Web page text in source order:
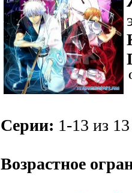
Серии: 1-13 из
Возрастное